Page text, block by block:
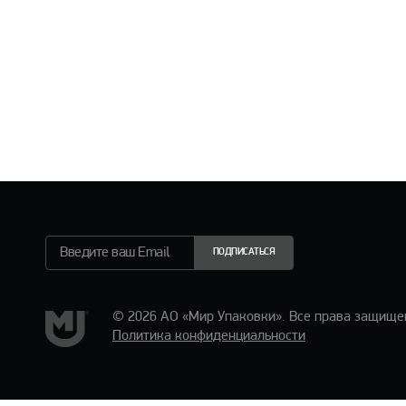
ПОДПИСАТЬСЯ
© 2026 АО «Мир Упаковки». Все права
Политика конфиденциальности